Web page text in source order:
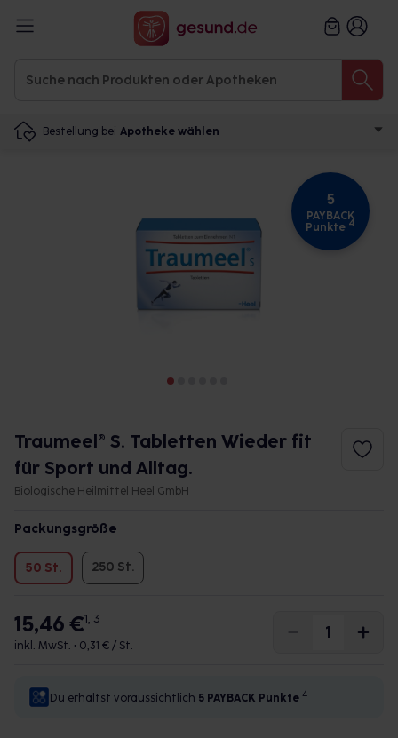
Bestellung bei Apotheke wählen
5
PAYBACK
Punkte 4
Traumeel® S. Tabletten Wieder fit
für Sport und Alltag.
Biologische Heilmittel Heel GmbH
Packungsgröße
50 St. 250 St.
15,46 €1, 3
inkl. MwSt. • 0,31 € / St.
Du erhältst voraussichtlich 5 PAYBACK Punkte 4